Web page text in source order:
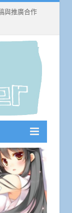
與推廣合作